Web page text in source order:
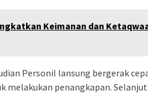
Keimanan dan
Personil lansung bergerak
melakukan penangkapan.